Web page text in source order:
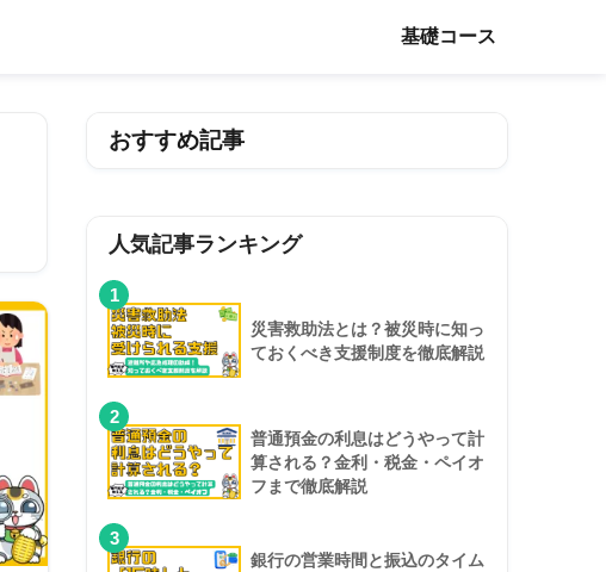
基礎コース
おすすめ記事
人気記事ランキング
1
災害救助法とは？被災時に知っ
ておくべき支援制度を徹底解説
2
普通預金の利息はどうやって計
算される？金利・税金・ペイオ
フまで徹底解説
3
銀行の営業時間と振込のタイム